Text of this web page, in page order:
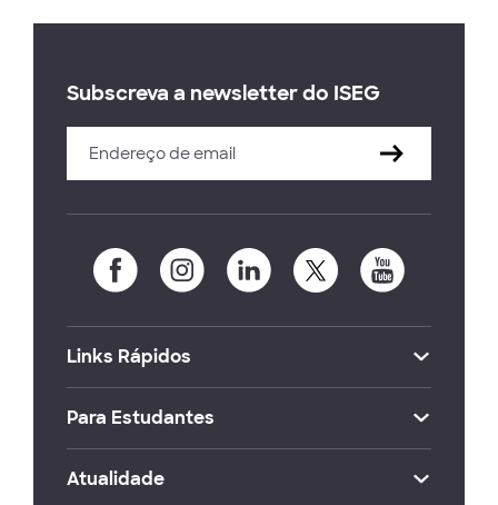
Subscreva a newsletter do ISEG
Links Rápidos
Para Estudantes
Atualidade